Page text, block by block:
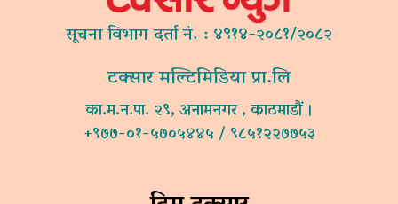
सूचना विभाग दर्ता नं. : ४९१४-२०८१/२०८२
टक्सार मल्टिमिडिया प्रा.लि
का.म.न.पा. २९, अनामनगर , काठमाडौं ।
+९७७-०१-५७०५४४५ / ९८५१२२७७५३